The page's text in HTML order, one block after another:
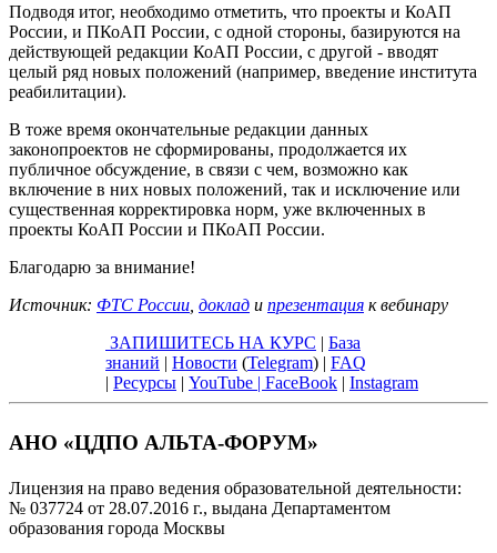
Подводя итог, необходимо отметить, что проекты и КоАП
России, и ПКоАП России, с одной стороны, базируются на
действующей редакции КоАП России, с другой - вводят
целый ряд новых положений (например, введение института
реабилитации).
В тоже время окончательные редакции данных
законопроектов не сформированы, продолжается их
публичное обсуждение, в связи с чем, возможно как
включение в них новых положений, так и исключение или
существенная корректировка норм, уже включенных в
проекты КоАП России и ПКоАП России.
Благодарю за внимание!
Источник: ФТС России доклад и презентация к вебинару
ЗАПИШИТЕСЬ НА КУРС | База
знаний | Новости (Telegram) | FAQ
| Ресурсы | YouTube | FaceBook | Instagram
АНО «ЦДПО АЛЬТА-ФОРУМ»
Лицензия на право ведения образовательной деятельности:
№ 037724 от 28.07.2016 г., выдана Департаментом
образования города Москвы